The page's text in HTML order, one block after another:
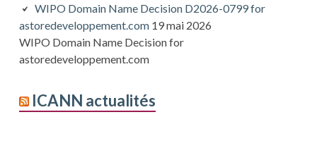
WIPO Domain Name Decision D2026-0799 for
astoredeveloppement.com 19 mai 2026
WIPO Domain Name Decision for
astoredeveloppement.com
ICANN actualités